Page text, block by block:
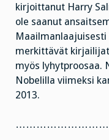
kirjoittanut Harry
ole saanut
merkittävät
myös lyhytproosaa.
Nobelilla viimeksi
2013.